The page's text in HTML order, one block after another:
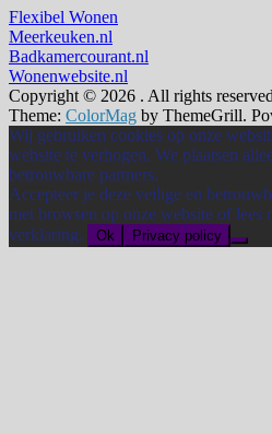
Flexibel Wonen
Meerkeuken.nl
Badkamercourant.nl
Wonenwebsite.nl
Copyright © 2026 . All rights
Theme: ColorMag by ThemeGrill.
Wij gebruiken cookies op onze
website te verhogen. We plaatsen
betrouwbare partners.
Accepteer je deze veilige en
met browsen op onze website of
verklaring.
Ok Privacy policy